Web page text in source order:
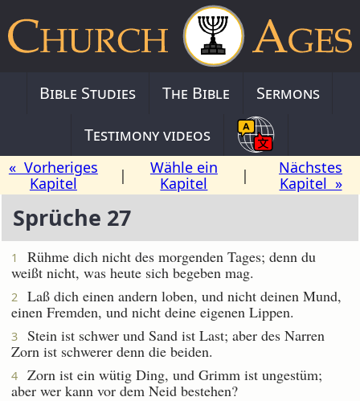
Bible Studies The Bible
Sermons
Testimony videos
« Vorheriges
Kapitel
|
Wähle ein
Kapitel
|
Nächstes
Kapitel »
Sprüche 27
1
Rühme dich nicht des morgenden Tages; denn du
weißt nicht, was heute sich begeben mag.
2
Laß dich einen andern loben, und nicht deinen Mund,
einen Fremden, und nicht deine eigenen Lippen.
3
Stein ist schwer und Sand ist Last; aber des Narren
Zorn ist schwerer denn die beiden.
4
Zorn ist ein wütig Ding, und Grimm ist ungestüm;
aber wer kann vor dem Neid bestehen?